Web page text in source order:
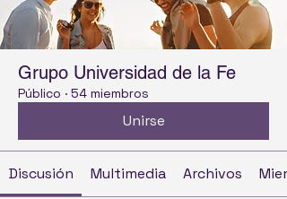
Grupo Universidad de la Fe
Público · 54 miembros
Unirse
Discusión Multimedia Archivos